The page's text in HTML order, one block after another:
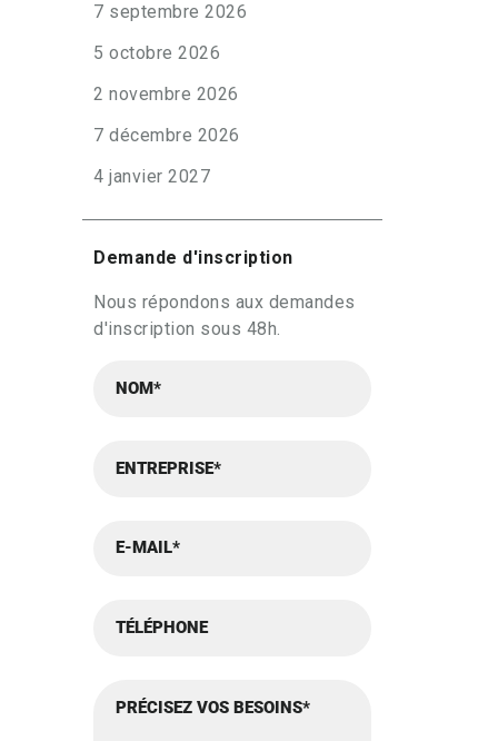
7 septembre 2026
5 octobre 2026
2 novembre 2026
7 décembre 2026
4 janvier 2027
Demande d'inscription
Nous répondons aux demandes
d'inscription sous 48h.